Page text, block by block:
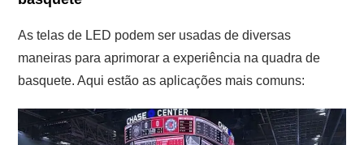
As telas de LED podem ser usadas de diversas
maneiras para aprimorar a experiência na quadra de
basquete. Aqui estão as aplicações mais comuns: